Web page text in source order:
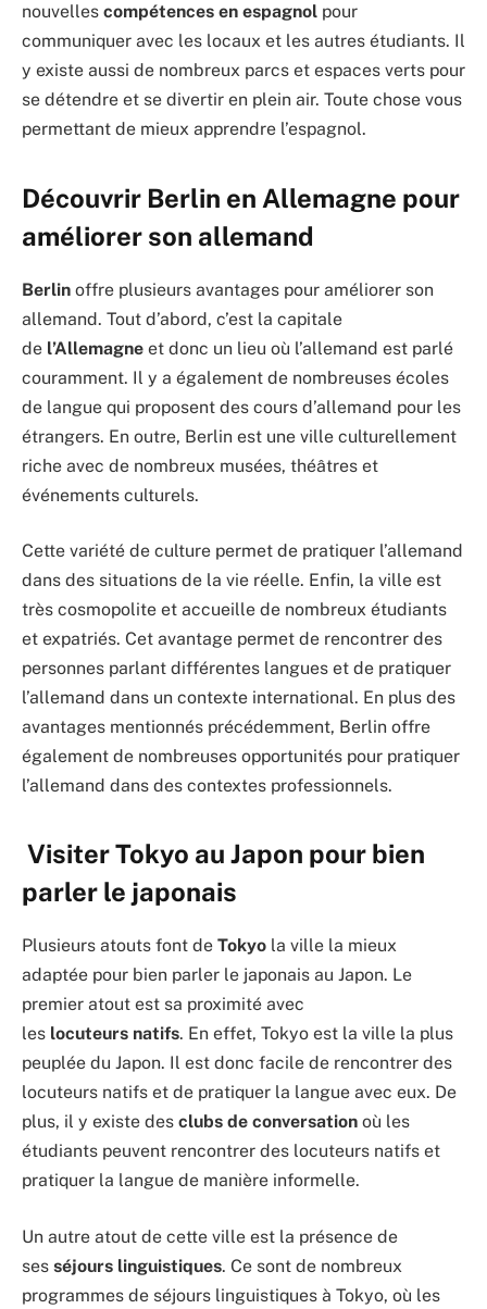
nouvelles compétences en espagnol pour
communiquer avec les locaux et les autres étudiants. Il
y existe aussi de nombreux parcs et espaces verts pour
se détendre et se divertir en plein air. Toute chose vous
permettant de mieux apprendre l’espagnol.
Découvrir Berlin en Allemagne pour
améliorer son allemand
Berlin offre plusieurs avantages pour améliorer son
allemand. Tout d’abord, c’est la capitale
de l’Allemagne et donc un lieu où l’allemand est parlé
couramment. Il y a également de nombreuses écoles
de langue qui proposent des cours d’allemand pour les
étrangers. En outre, Berlin est une ville culturellement
riche avec de nombreux musées, théâtres et
événements culturels.
Cette variété de culture permet de pratiquer l’allemand
dans des situations de la vie réelle. Enfin, la ville est
très cosmopolite et accueille de nombreux étudiants
et expatriés. Cet avantage permet de rencontrer des
personnes parlant différentes langues et de pratiquer
l’allemand dans un contexte international. En plus des
avantages mentionnés précédemment, Berlin offre
également de nombreuses opportunités pour pratiquer
l’allemand dans des contextes professionnels.
Visiter Tokyo au Japon pour bien
parler le japonais
Plusieurs atouts font de Tokyo la ville la mieux
adaptée pour bien parler le japonais au Japon. Le
premier atout est sa proximité avec
les locuteurs natifs. En effet, Tokyo est la ville la plus
peuplée du Japon. Il est donc facile de rencontrer des
locuteurs natifs et de pratiquer la langue avec eux. De
plus, il y existe des clubs de conversation où les
étudiants peuvent rencontrer des locuteurs natifs et
pratiquer la langue de manière informelle.
Un autre atout de cette ville est la présence de
ses séjours linguistiques. Ce sont de nombreux
programmes de séjours linguistiques à Tokyo, où les